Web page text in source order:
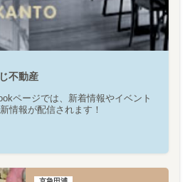
不動産
ページでは、新着情報やイベント
情報が配信されます！